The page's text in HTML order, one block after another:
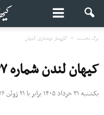
برگ نخست کاروسل نوشتاری کیهان
کیهان لندن شماره ۵۶۷ منتشر شد
یکشنبه ۳۱ خرداد ۱۴۰۵ برابر با ۲۱ ژوئن ۲۰۲۶